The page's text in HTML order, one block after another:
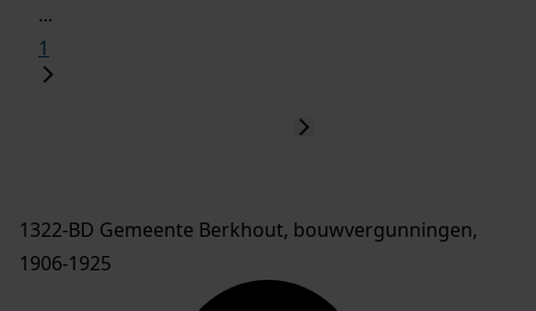
...
1
1322-BD Gemeente Berkhout, bouwvergunningen,
1906-1925